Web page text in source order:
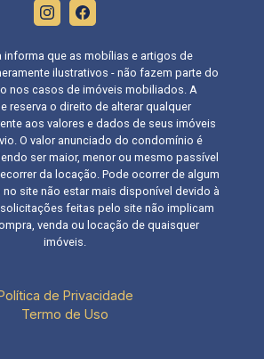
informa que as mobílias e artigos de
ilustrativos - não fazem parte do
nos casos de imóveis mobiliados. A
reserva o direito de alterar qualquer
aos valores e dados de seus imóveis
O valor anunciado do condomínio é
ser maior, menor ou mesmo passível
da locação. Pode ocorrer de algum
site não estar mais disponível devido à
feitas pelo site não implicam
venda ou locação de quaisquer
imóveis.
de Privacidade
Termo de Uso